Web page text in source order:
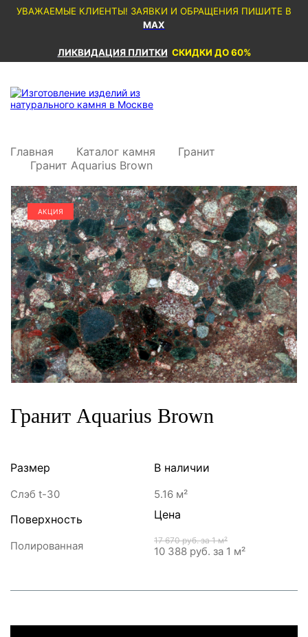
УВАЖАЕМЫЕ КЛИЕНТЫ! ЗАЯВКИ И ОБРАЩЕНИЯ ПИШИТЕ В
MAX
ЛИКВИДАЦИЯ ПЛИТКИ СКИДКИ ДО 60%
Главная Каталог камня
Гранит
Гранит Aquarius Brown
АКЦИЯ
Гранит Aquarius Brown
Размер
Слэб t-30
В наличии
5.16 м²
Поверхность
Полированная
Цена
17 670 руб.за 1 м²
10 388 руб. за 1 м²